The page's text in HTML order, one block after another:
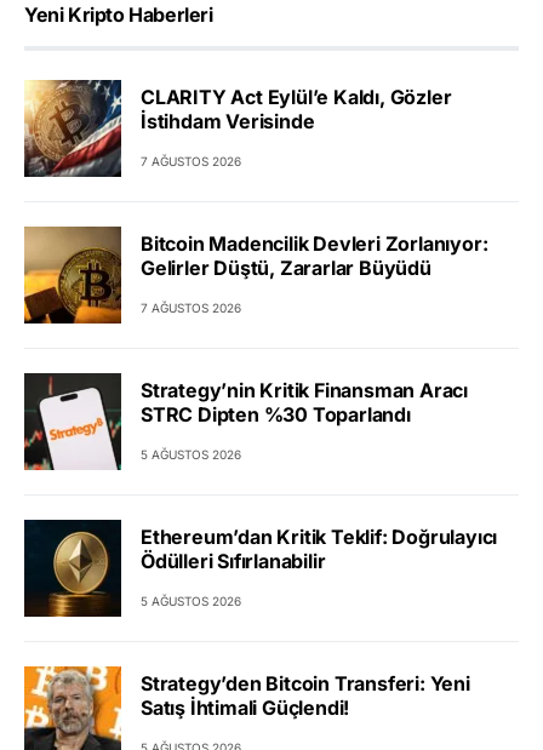
Yeni Kripto Haberleri
CLARITY Act Eylül’e Kaldı, Gözler
İstihdam Verisinde
7 AĞUSTOS 2026
Bitcoin Madencilik Devleri Zorlanıyor:
Gelirler Düştü, Zararlar Büyüdü
7 AĞUSTOS 2026
Strategy’nin Kritik Finansman Aracı
STRC Dipten %30 Toparlandı
5 AĞUSTOS 2026
Ethereum’dan Kritik Teklif: Doğrulayıcı
Ödülleri Sıfırlanabilir
5 AĞUSTOS 2026
Strategy’den Bitcoin Transferi: Yeni
Satış İhtimali Güçlendi!